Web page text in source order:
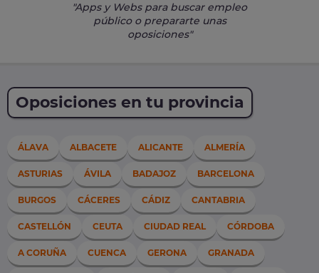
"Apps y Webs para buscar empleo
público o prepararte unas
oposiciones"
Oposiciones en tu provincia
ÁLAVA ALBACETE ALICANTE ALMERÍA
ASTURIAS ÁVILA BADAJOZ BARCELONA
BURGOS CÁCERES CÁDIZ CANTABRIA
CASTELLÓN CEUTA CIUDAD REAL CÓRDOBA
A CORUÑA CUENCA GERONA GRANADA